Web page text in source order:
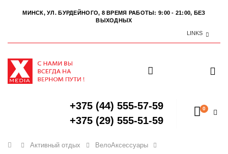
МИНСК, УЛ. БУРДЕЙНОГО, 8 ВРЕМЯ РАБОТЫ: 9:00 - 21:00, БЕЗ
ВЫХОДНЫХ
LINKS
+375 (44) 555-57-59
+375 (29) 555-51-59
0
Главная
Активный отдых ВелоАксессуары